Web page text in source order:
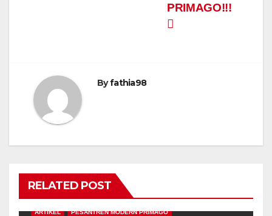
PRIMAGO!!!
Byfathia98
RELATED POST
ARTIKEL PESANTREN MODERN PRIMAGO